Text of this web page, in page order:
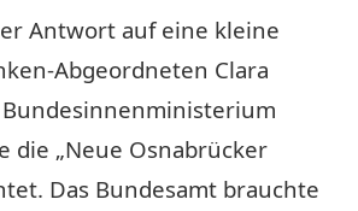
Antwort auf eine kleine
Abgeordneten Clara
die „Neue Osnabrücker
Das Bundesamt brauchte